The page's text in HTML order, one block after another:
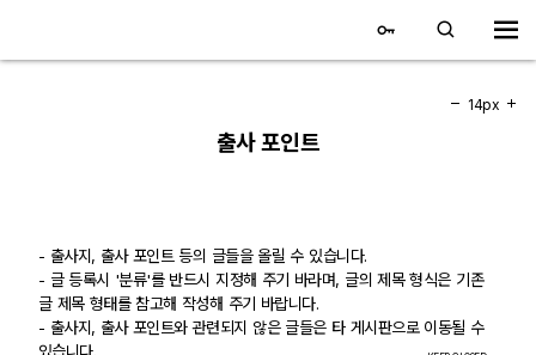
추천 갤러리
회원 갤러리
출사 포인트
14px
- 출사지, 출사 포인트 등의 글들을 올릴 수 있습니다.
- 글 등록시 '분류'를 반드시 지정해 주기 바라며, 글의 제목 형식은 기존
글 제목 형태를 참고해 작성해 주기 바랍니다.
- 출사지, 출사 포인트와 관련되지 않은 글들은 타 게시판으로 이동될 수